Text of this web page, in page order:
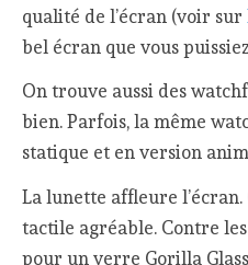
qualité de l’écran (voir sur
bel écran que vous
On trouve aussi des
bien. Parfois, la même
statique et en version
La lunette affleure
tactile agréable. Contre
pour un verre Gorilla